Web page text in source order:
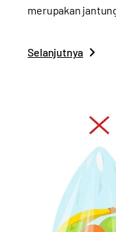
merupakan
Selanjutnya